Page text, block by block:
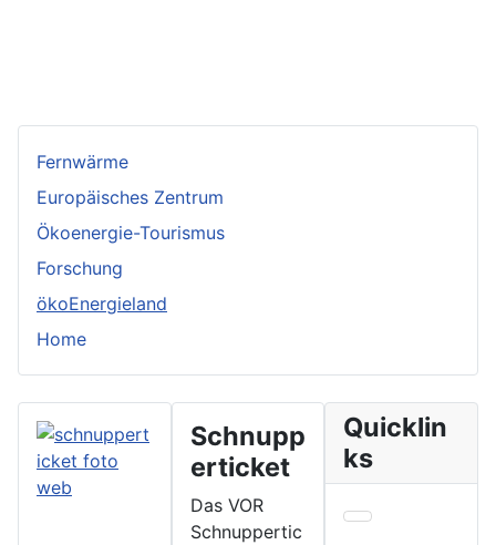
Fernwärme
Europäisches Zentrum
Ökoenergie-Tourismus
Forschung
ökoEnergieland
Home
Schnupp
erticket
Das VOR
Schnuppertic
Quicklin
ks